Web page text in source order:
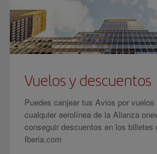
Vuelos y descuentos
Puedes canjear tus Avios por
cualquier aerolínea de la Alianza
conseguir descuentos en los billetes
Iberia.com